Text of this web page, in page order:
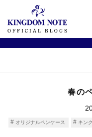
春の
オリジナルペンケース キン